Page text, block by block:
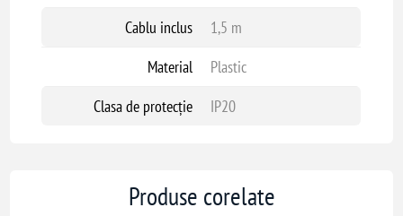
Cablu inclus
1,5 m
Material
Plastic
Clasa de protecție
IP20
Produse corelate